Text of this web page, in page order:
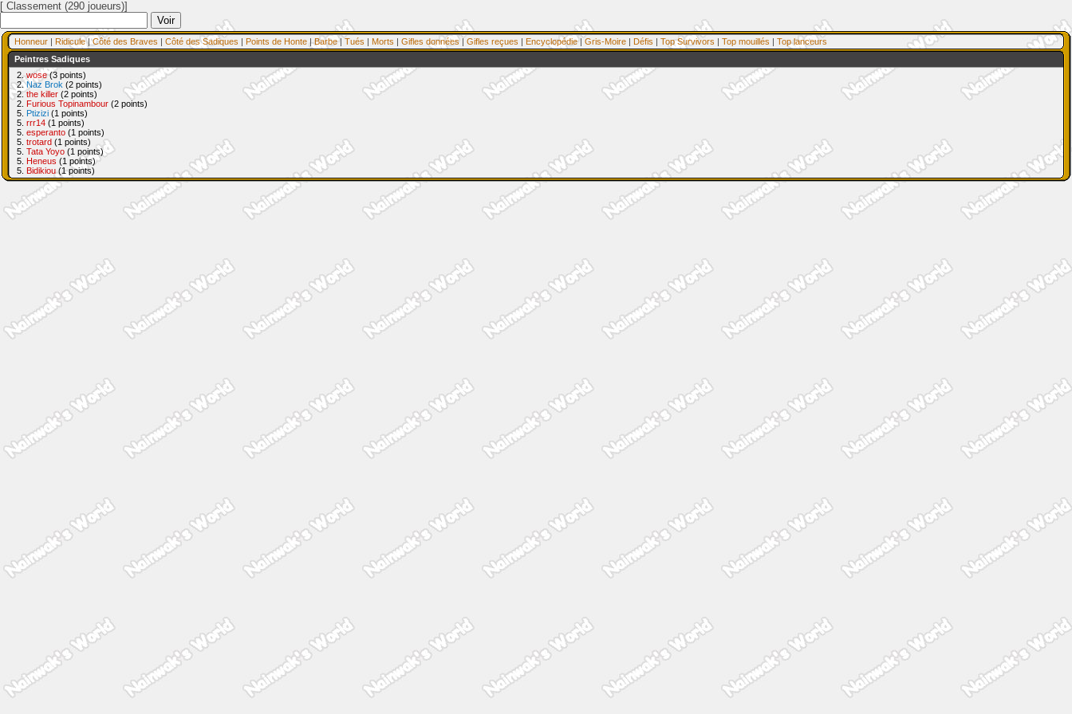
[ Classement (290 joueurs)]
Honneur | Ridicule|Côté des Braves | Côté des Sadiques | Points de Honte |Barbe| Tués | Morts | Gifles données | Gifles reçues | Encyclopédie| Gris-Moire | Défis | Top Survivors | Top mouillés | Top lanceurs
Peintres Sadiques
2. wose(3 points)
2.Naz Brok (2 points)
2.the killer (2 points)
2. Furious Topinambour (2 points)
5. Ptizizi (1 points)
5. rrr14 (1 points)
5. esperanto (1 points)
5. trotard (1 points)
5. Tata Yoyo (1 points)
5. Heneus (1 points)
5. Bidikiou (1 points)